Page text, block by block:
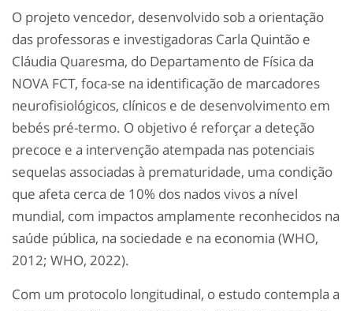
O projeto vencedor, desenvolvido sob a orientação
das professoras e investigadoras Carla Quintão e
Cláudia Quaresma, do Departamento de Física da
NOVA FCT, foca-se na identificação de marcadores
neurofisiológicos, clínicos e de desenvolvimento em
bebés pré-termo. O objetivo é reforçar a deteção
precoce e a intervenção atempada nas potenciais
sequelas associadas à prematuridade, uma condição
que afeta cerca de 10% dos nados vivos a nível
mundial, com impactos amplamente reconhecidos na
saúde pública, na sociedade e na economia (WHO,
2012; WHO, 2022).
Com um protocolo longitudinal, o estudo contempla a